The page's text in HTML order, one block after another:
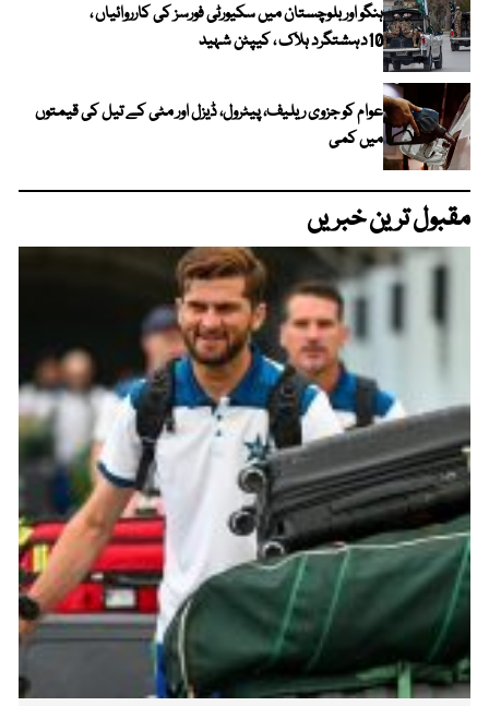
ہنگو اور بلوچستان میں سکیورٹی فورسز کی کارروائیاں ،
10دہشتگرد ہلاک ، کیپٹن شہید
عوام کو جزوی ریلیف، پیٹرول، ڈیزل اور مٹی کے تیل کی قیمتوں
میں کمی
مقبول ترین خبریں